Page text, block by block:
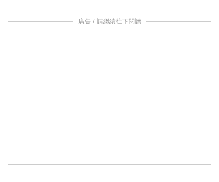
廣告 / 請繼續往下閱讀